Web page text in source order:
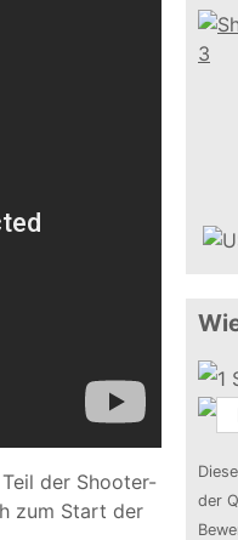
der Shooter-
zum Start der
der